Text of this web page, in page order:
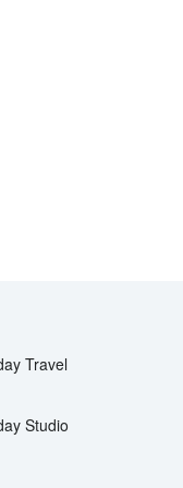
Travel
Studio